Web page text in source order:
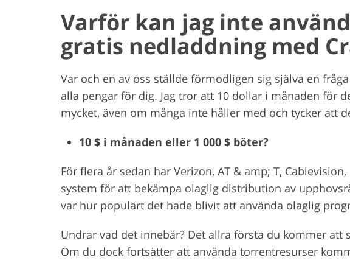
Varför kan jag inte
gratis nedladdning med
Var och en av oss ställde förmodligen sig själva en
alla pengar för dig. Jag tror att 10 dollar i månaden för
mycket, även om många inte håller med och tycker att
10 $ i månaden eller 1 000 $ böter?
För flera år sedan har Verizon, AT & amp; T,
system för att bekämpa olaglig distribution av
var hur populärt det hade blivit att använda olaglig
Undrar vad det innebär? Det allra första du kommer att
Om du dock fortsätter att använda torrentresurser